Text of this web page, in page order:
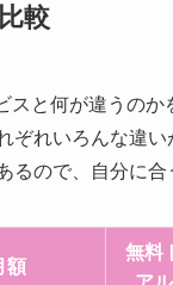
較
スと何が違うのか
ぞれいろんな違い
るので、自分に合
額
無料